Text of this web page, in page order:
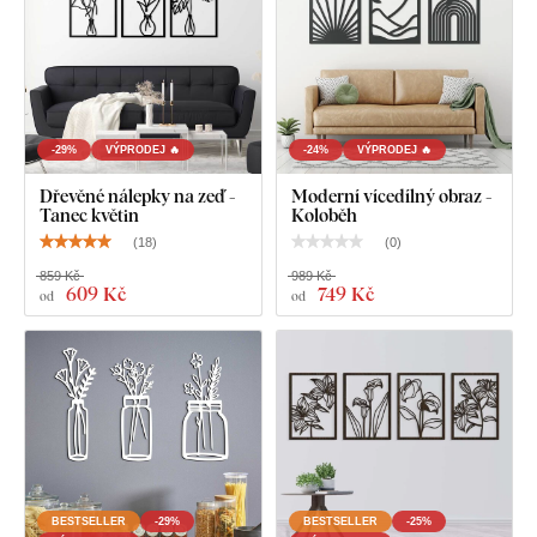
tlakem. Materiál je pevný (tloušťka 3 mm),
tvarově stálý a má
hladký povrch. Díky své pevnosti umožňujeprecizní řezání i
jemných, tenkých detailů.
Na výběr máte z 12 dekorů
s polomatným lakem, který
zvyšuje
odolnost proti běžnému poškrábání
Tloušťka 3
dodává produktu 3D efekt
s jemným stínováním, díky
čemuž na stěně působí čistě a elegantně – na rozdíl od
tenkých papírových samolepek.
-29% VÝPRODEJ 🔥
Dřevěné nálepky na zeď -
Tanec květin
(18)
od 609 Kč
859 Kč
-24% VÝPRODEJ 🔥
Moderní vícedílný obraz -
Koloběh
(0)
od 749 Kč
989 Kč
BESTSELLER
-29%
BESTSELLER
-25%